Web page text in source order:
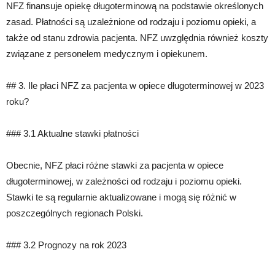
NFZ finansuje opiekę długoterminową na podstawie określonych
zasad. Płatności są uzależnione od rodzaju i poziomu opieki, a
także od stanu zdrowia pacjenta. NFZ uwzględnia również koszty
związane z personelem medycznym i opiekunem.
## 3. Ile płaci NFZ za pacjenta w opiece długoterminowej w 2023
roku?
### 3.1 Aktualne stawki płatności
Obecnie, NFZ płaci różne stawki za pacjenta w opiece
długoterminowej, w zależności od rodzaju i poziomu opieki.
Stawki te są regularnie aktualizowane i mogą się różnić w
poszczególnych regionach Polski.
### 3.2 Prognozy na rok 2023